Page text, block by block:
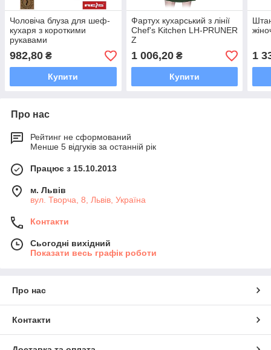
Чоловіча блуза для шеф-
кухаря з короткими
рукавами
982,80 ₴
Купити
Фартух кухарський з лінії
Chef's Kitchen LH-PRUNER
Z
1 006,20₴
Купити
1
Про нас
Рейтинг не сформований
Менше 5 відгуків за останній рік
Працює з 15.10.2013
м. Львів
вул. Творча, 8, Львів, Україна
Контакти
Сьогодні вихідний
Показати весь графік роботи
Про нас
Контакти